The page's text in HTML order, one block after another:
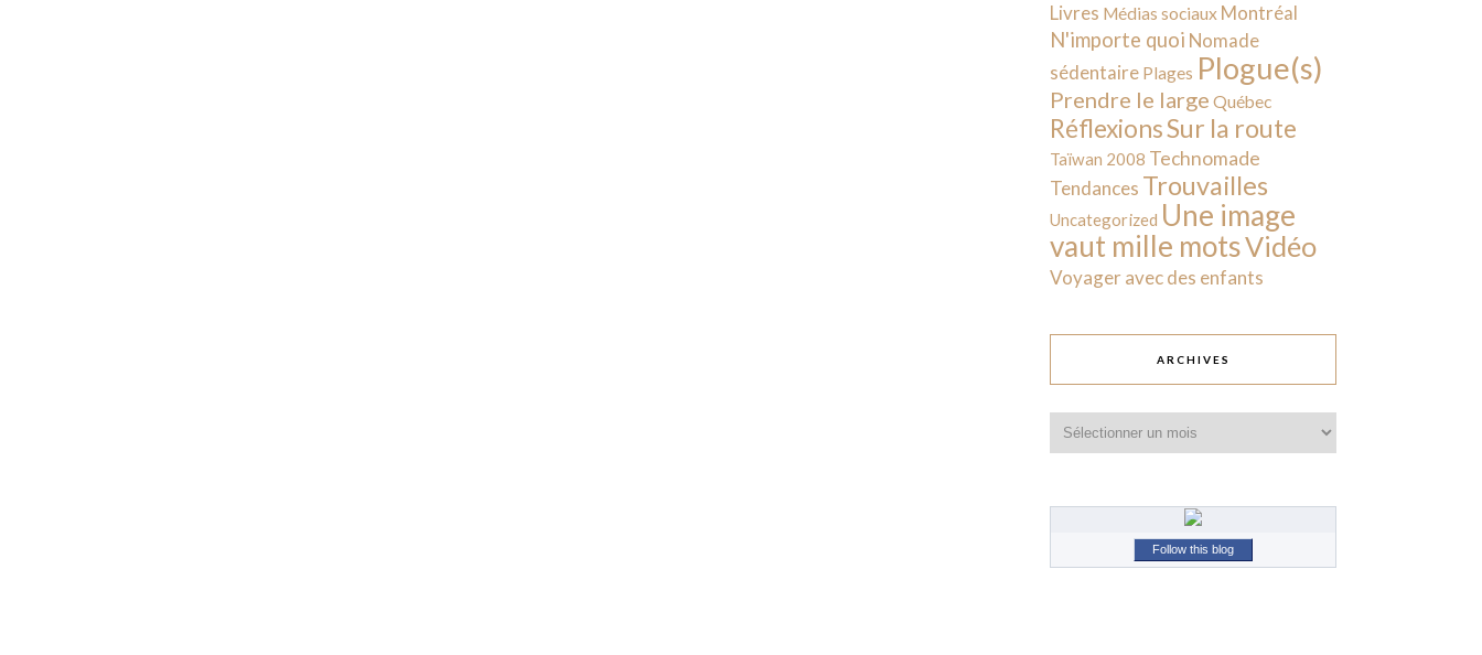
Livres Médias sociaux Montréal
N'importe quoi Nomade
sédentaire Plages Plogue(s)
Prendre le large Québec
RéflexionsSur la route
Taïwan 2008 Technomade
Tendances Trouvailles
Uncategorized Une image
vaut mille motsVidéo
Voyager avec des enfants
ARCHIVES
Follow this blog